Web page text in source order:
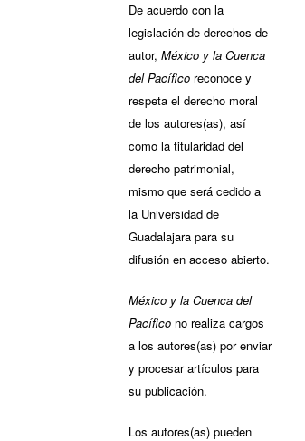
De acuerdo con la
legislación de derechos de
autor, México y la Cuenca
del Pacífico reconoce y
respeta el derecho moral
de los autores(as), así
como la titularidad del
derecho patrimonial,
mismo que será cedido a
la Universidad de
Guadalajara para su
difusión en acceso abierto.
México y la Cuenca del
Pacífico no realiza cargos
a los autores(as) por enviar
y procesar artículos para
su publicación.
Los autores(as) pueden